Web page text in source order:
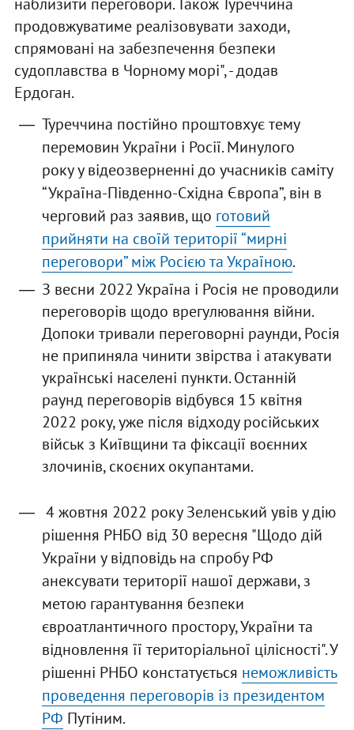
продовжуватиме реалізовувати заходи,
спрямовані на забезпечення безпеки
судоплавства в Чорному морі", - додав
Ердоган.
Туреччина постійно проштовхує тему
перемовин України і Росії. Минулого
року у відеозверненні до учасників саміту
“Україна-Південно-Східна Європа”, він в
черговий раз заявив, що готовий
прийняти на своїй території “мирні
переговори” між Росією та Україною.
З весни 2022 Україна і Росія не проводили
переговорів щодо врегулювання війни.
Допоки тривали переговорні раунди, Росія
не припиняла чинити звірства і атакувати
українські населені пункти. Останній
раунд переговорів відбувся 15 квітня
2022 року, уже після відходу російських
військ з Київщини та фіксації воєнних
злочинів, скоєних окупантами.
4 жовтня 2022 року Зеленський увів у дію
рішення РНБО від 30 вересня "Щодо дій
України у відповідь на спробу РФ
анексувати території нашої держави, з
метою гарантування безпеки
євроатлантичного простору, України та
відновлення її територіальної цілісності". У
рішенні РНБО констатується неможливість
проведення переговорів із президентом
РФ Путіним.